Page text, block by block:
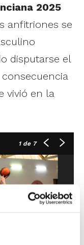
2025
anfitriones se
disputarse el
vivió en la
1de 7